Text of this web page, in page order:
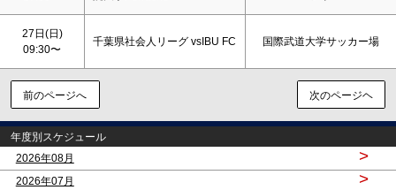
27日(日)
09:30〜
千葉県社会人リーグ vsIBU FC 国際武道大学サッカー場
前のページへ 次のページヘ
年度別スケジュール
2026年08月
>
2026年07月 >